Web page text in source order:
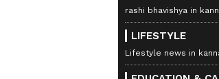
rashi bhavishya in
LIFESTYLE
Lifestyle news in